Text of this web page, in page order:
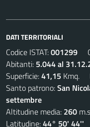
DATI TERRITORIALI
Codice ISTAT:001299
Abitanti: 5.044 al
Superficie:41,15 Kmq.
Santo patrono:San
settembre
Altitudine media: 260
Latitudine:44° 50' 44''